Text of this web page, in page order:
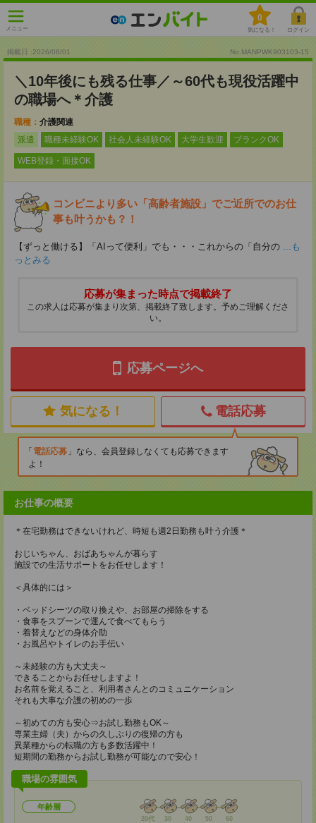
メニュー
0
気になる！ ログイン
掲載日 :2026/08/01 No.MANPWK903103-15
＼10年後にも残る仕事／～60代も現役活躍中
の職場へ＊介護
職種： 介護関連
派遣
職種未経験OK 社会人未経験OK 大学生歓迎 ブランクOK
WEB登録・面接OK
コンビニより多い「高齢者施設」でご近所でのお仕
事も叶うかも？！
【ずっと働ける】「AIって便利」でも・・・これからの「自分の ...も
っとみる
応募が集まった時点で掲載終了
この求人は応募が集まり次第、掲載終了致します。予めご理解くださ
い。
応募ページへ
気になる！ 電話応募
電話応募
なら、会員登録しなくても応募できます
よ！
お仕事の概要
＊在宅勤務はできないけれど、時短も週2日勤務も叶う介護＊
おじいちゃん、おばあちゃんが暮らす
施設での生活サポートをお任せします！
＜具体的には＞
・ベッドシーツの取り換えや、お部屋の掃除をする
・食事をスプーンで運んで食べてもらう
・着替えなどの身体介助
・お風呂やトイレのお手伝い
～未経験の方も大丈夫～
できることからお任せしますよ！
お名前を覚えること、利用者さんとのコミュニケーション
それも大事な介護の初めの一歩
～初めての方も安心⇒お試し勤務もOK～
専業主婦（夫）からの久しぶりの復帰の方も
異業種からの転職の方も多数活躍中！
短期間の勤務からお試し勤務が可能なので安心！
職場の雰囲気
年齢層
20代 30 40 50 60